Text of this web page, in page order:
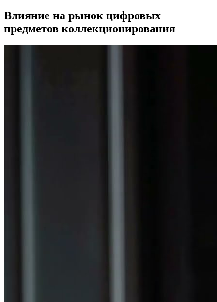
Влияние на рынок цифровых
предметов коллекционирования